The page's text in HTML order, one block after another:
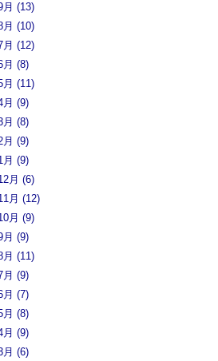
月 (13)
月 (10)
月 (12)
月 (8)
月 (11)
月 (9)
月 (8)
月 (9)
月 (9)
月 (6)
月 (12)
月 (9)
月 (9)
月 (11)
月 (9)
月 (7)
月 (8)
月 (9)
月 (6)